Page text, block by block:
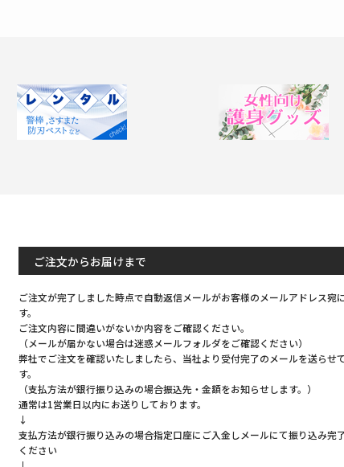
Next
ご注文からお届けまで
ご注文が完了しました時点で自動返信メールがお客様のメールアドレス宛
す。
ご注文内容に間違いがないか内容をご確認ください。
（メールが届かない場合は迷惑メールフォルダをご確認ください）
弊社でご注文を確認いたしましたら、当社より受付完了のメールを送らせ
す。
（支払方法が銀行振り込みの場合振込先・金額をお知らせします。）
通常は1営業日以内にお送りしております。
↓
支払方法が銀行振り込みの場合指定口座にご入金しメールにて振り込み完
ください